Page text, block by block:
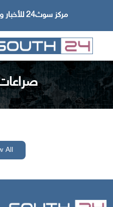
مركز سوث24 للأخبار والدراسات
All